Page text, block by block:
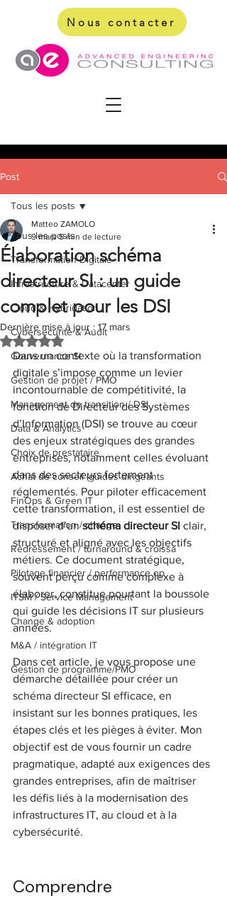
Nous contacter
Post
Tous les posts
Transformation Digitale
Infrastructure & Datacenter
Cloud & Hybridation
Cybersécurité & Audit
Gouvernance SI
Gestion de projet / PMO
Management de transition / DSI
Data & Analytics
Choix de prestataire
Achat de conseil (guides dirigeants
FinOps & Green IT
Transformation / change
Redressement / turnaround & croissa
Pilotage financier / performance op
ITSM / Service Management
Change & adoption
M&A / intégration IT
Gestion de programme/PMO
Tous les posts
Élaboration schéma
directeur SI : un guide
complet pour les DSI
Matteo ZAMOLO
9 mars 5 min de lecture
Dernière mise à jour : 17 mars
Noté NaN étoiles sur 5.
Dans un contexte où la transformation
digitale s’impose comme un levier
incontournable de compétitivité, la
fonction de Directeur des Systèmes
d’Information (DSI) se trouve au cœur
des enjeux stratégiques des grandes
entreprises, notamment celles évoluant
dans des secteurs fortement
réglementés. Pour piloter efficacement
cette transformation, il est essentiel de
disposer d’un schéma directeur SI clair,
structuré et aligné avec les objectifs
métiers. Ce document stratégique,
souvent perçu comme complexe à
élaborer, constitue pourtant la boussole
qui guide les décisions IT sur plusieurs
années.
Dans cet article, je vous propose une
démarche détaillée pour créer un
schéma directeur SI efficace, en
insistant sur les bonnes pratiques, les
étapes clés et les pièges à éviter. Mon
objectif est de vous fournir un cadre
pragmatique, adapté aux exigences des
grandes entreprises, afin de maîtriser
les défis liés à la modernisation des
infrastructures IT, au cloud et à la
cybersécurité.
Comprendre